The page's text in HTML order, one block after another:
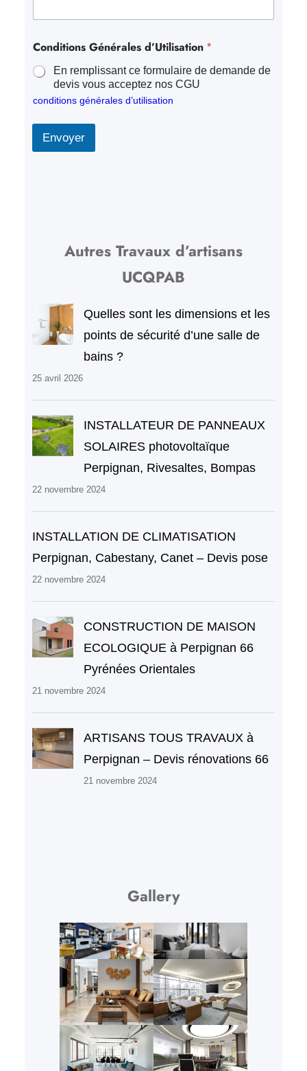
Conditions Générales d’Utilisation *
En remplissant ce formulaire de demande de
devis vous acceptez nos CGU
conditions générales d’utilisation
Envoyer
Autres Travaux d’artisans
UCQPAB
Quelles sont les dimensions et les
points de sécurité d’une salle de
bains ?
25 avril 2026
INSTALLATEUR DE PANNEAUX
SOLAIRES photovoltaïque
Perpignan, Rivesaltes, Bompas
22 novembre 2024
INSTALLATION DE CLIMATISATION
Perpignan, Cabestany, Canet – Devis pose
22 novembre 2024
CONSTRUCTION DE MAISON
ECOLOGIQUE à Perpignan 66
Pyrénées Orientales
21 novembre 2024
ARTISANS TOUS TRAVAUX à
Perpignan – Devis rénovations 66
21 novembre 2024
Gallery